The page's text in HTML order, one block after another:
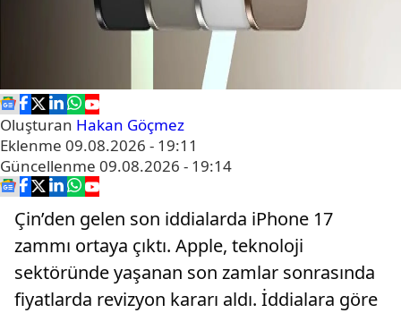
Oluşturan Hakan Göçmez
Eklenme 09.08.2026 - 19:11
Güncellenme 09.08.2026 - 19:14
Çin’den gelen son iddialarda iPhone 17
zammı ortaya çıktı. Apple, teknoloji
sektöründe yaşanan son zamlar sonrasında
fiyatlarda revizyon kararı aldı. İddialara göre